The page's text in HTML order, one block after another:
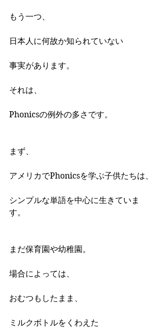
もう一つ、
日本人に何故か知られていない
事実があります。
それは、
Phonicsの例外の多さです。
まず、
アメリカでPhonicsを学ぶ子供たちは、
シンプルな単語を中心に生きていま
す。
まだ保育園や幼稚園。
場合によっては、
おむつもしたまま、
ミルクボトルをくわえた